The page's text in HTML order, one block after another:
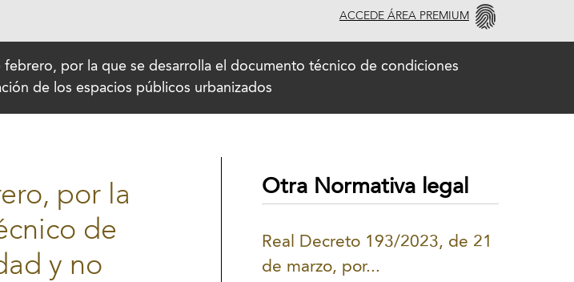
ACCEDE ÁREA PREMIUM
por la que se desarrolla el documento técnico de condiciones
de los espacios públicos urbanizados
por la
de
y no
Otra Normativa legal
Real Decreto 193/2023, de 21
de marzo, por...